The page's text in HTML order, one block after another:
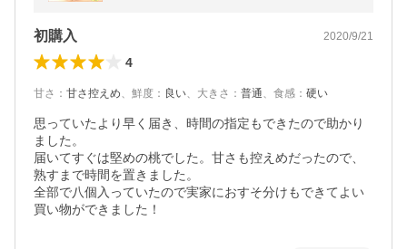
初購入 2020/9/21
4
甘さ ： 甘さ控えめ、 鮮度 ： 良い、 大きさ ： 普通、 食感 ： 硬い
思っていたより早く届き、時間の指定もできたので助かり
ました。
届いてすぐは堅めの桃でした。甘さも控えめだったので、
熟すまで時間を置きました。
全部で八個入っていたので実家におすそ分けもできてよい
買い物ができました！